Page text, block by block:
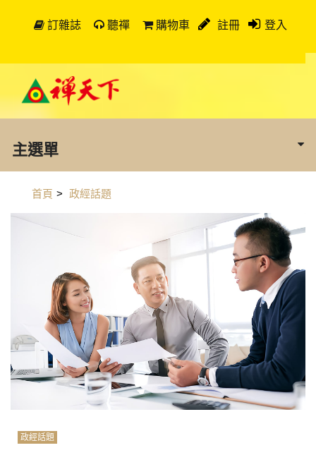
訂雜誌 聽禪 購物車 註冊 登入
主選單
首頁 > 政經話題
政經話題